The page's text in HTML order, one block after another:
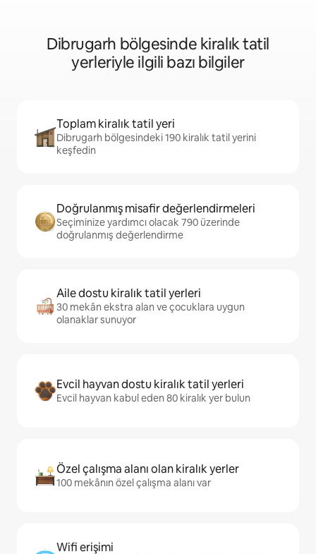
Dibrugarh bölgesinde kiralık tatil
yerleriyle ilgili bazı bilgiler
Toplam kiralık tatil yeri
Dibrugarh bölgesindeki 190 kiralık tatil yerini
keşfedin
Doğrulanmış misafir değerlendirmeleri
Seçiminize yardımcı olacak 790 üzerinde
doğrulanmış değerlendirme
Aile dostu kiralık tatil yerleri
30 mekân ekstra alan ve çocuklara uygun
olanaklar sunuyor
Evcil hayvan dostu kiralık tatil yerleri
Evcil hayvan kabul eden 80 kiralık yer bulun
Özel çalışma alanı olan kiralık yerler
100 mekânın özel çalışma alanı var
Wifi erişimi